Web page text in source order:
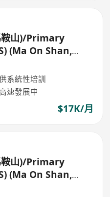
鞍山)/Primary
(Ma On Shan,
系統性培訓
速發展中
$17K/月
鞍山)/Primary
(Ma On Shan,